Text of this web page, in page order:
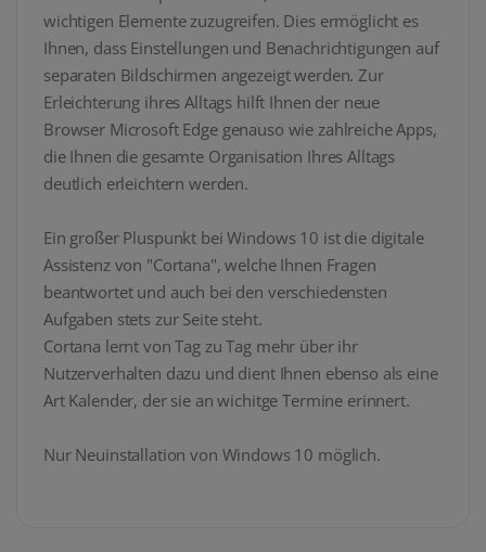
wichtigen Elemente zuzugreifen. Dies ermöglicht es
Ihnen, dass Einstellungen und Benachrichtigungen auf
separaten Bildschirmen angezeigt werden. Zur
Erleichterung ihres Alltags hilft Ihnen der neue
Browser Microsoft Edge genauso wie zahlreiche Apps,
die Ihnen die gesamte Organisation Ihres Alltags
deutlich erleichtern werden.
Ein großer Pluspunkt bei Windows 10 ist die digitale
Assistenz von "Cortana", welche Ihnen Fragen
beantwortet und auch bei den verschiedensten
Aufgaben stets zur Seite steht.
Cortana lernt von Tag zu Tag mehr über ihr
Nutzerverhalten dazu und dient Ihnen ebenso als eine
Art Kalender, der sie an wichitge Termine erinnert.
Nur Neuinstallation von Windows 10 möglich.